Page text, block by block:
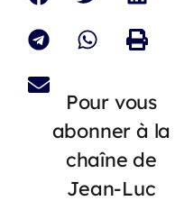
Pour vous
abonner à la
chaîne de
Jean-Luc